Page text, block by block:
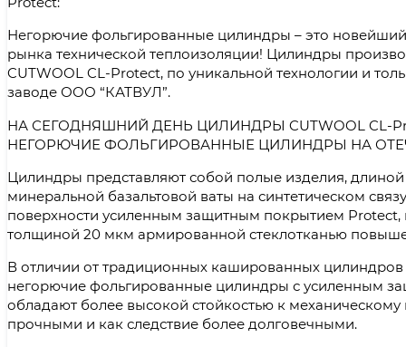
Негорючие фольгированные цилиндры – это новейший
рынка технической теплоизоляции! Цилиндры
CUTWOOL CL-Protect, по уникальной технологии и
заводе ООО “КАТВУЛ”.
НА СЕГОДНЯШНИЙ ДЕНЬ ЦИЛИНДРЫ CUTWOOL CL-
НЕГОРЮЧИЕ ФОЛЬГИРОВАННЫЕ ЦИЛИНДРЫ НА
Цилиндры представляют собой полые изделия,
минеральной базальтовой ваты на синтетическом
поверхности усиленным защитным покрытием
толщиной 20 мкм армированной стеклотканью
В отличии от традиционных кашированных цилиндров
негорючие фольгированные цилиндры с усиленным
обладают более высокой стойкостью к механическому
прочными и как следствие более долговечными.